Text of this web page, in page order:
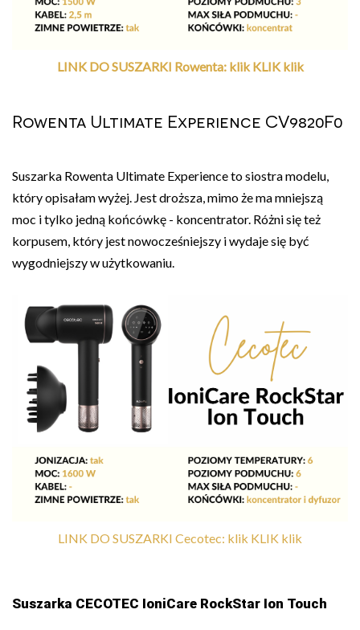
LINK DO SUSZARKI Rowenta: klik KLIK klik
Rowenta Ultimate Experience CV9820F0
Suszarka Rowenta Ultimate Experience to siostra modelu,
który opisałam wyżej. Jest droższa, mimo że ma mniejszą
moc i tylko jedną końcówkę - koncentrator. Różni się też
korpusem, który jest nowocześniejszy i wydaje się być
wygodniejszy w użytkowaniu.
LINK DO SUSZARKI Cecotec: klik KLIK klik
Suszarka CECOTEC IoniCare RockStar Ion Touch